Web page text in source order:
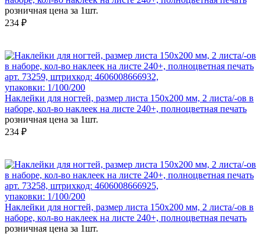
розничная цена за 1шт.
234 ₽
арт. 73259, штрихкод: 4606008666932,
упаковки: 1/100/200
Наклейки для ногтей, размер листа 150х200 мм, 2 листа/-ов в
наборе, кол-во наклеек на листе 240+, полноцветная печать
розничная цена за 1шт.
234 ₽
арт. 73258, штрихкод: 4606008666925,
упаковки: 1/100/200
Наклейки для ногтей, размер листа 150х200 мм, 2 листа/-ов в
наборе, кол-во наклеек на листе 240+, полноцветная печать
розничная цена за 1шт.